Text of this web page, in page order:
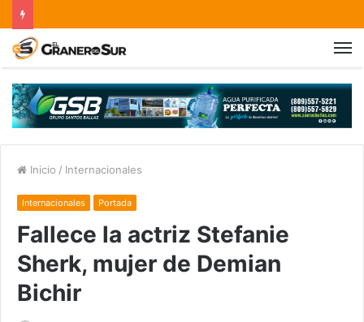
Inicio / Internacionales
Internacionales Portada
Fallece la actriz Stefanie
Sherk, mujer de Demian
Bichir